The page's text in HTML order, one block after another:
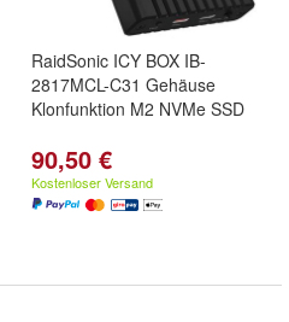
RaidSonic ICY BOX IB-
2817MCL-C31 Gehäuse
Klonfunktion M2 NVMe SSD
90,50 €
Kostenloser Versand